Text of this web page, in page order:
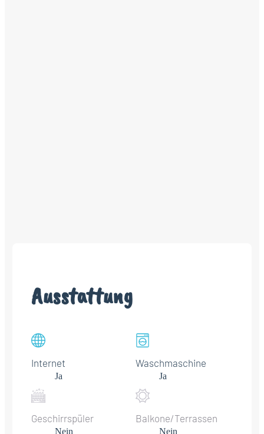
Ausstattung
Internet
Ja
Waschmaschine
Ja
Geschirrspüler
Nein
Balkone/Terrassen
Nein